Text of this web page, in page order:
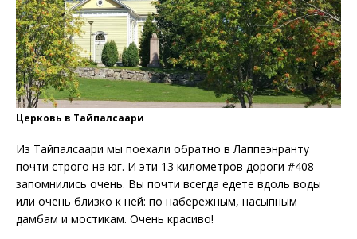
Церковь в Тайпалсаари
Из Тайпалсаари мы поехали обратно в Лаппеэнранту
почти строго на юг. И эти 13 километров дороги #408
запомнились очень. Вы почти всегда едете вдоль воды
или очень близко к ней: по набережным, насыпным
дамбам и мостикам. Очень красиво!